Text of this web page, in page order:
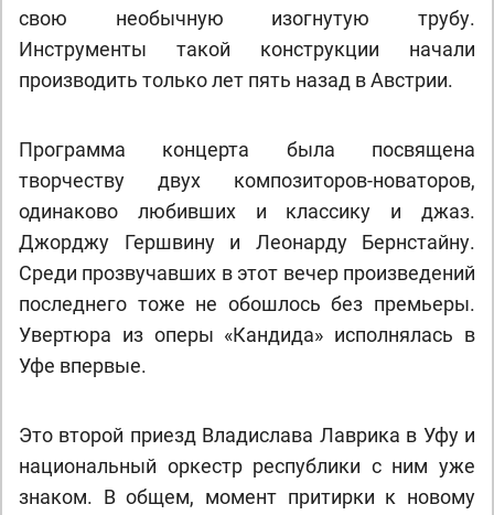
свою необычную изогнутую трубу.
Инструменты такой конструкции начали
производить только лет пять назад в Австрии.
Программа концерта была посвящена
творчеству двух композиторов-новаторов,
одинаково любивших и классику и джаз.
Джорджу Гершвину и Леонарду Бернстайну.
Среди прозвучавших в этот вечер произведений
последнего тоже не обошлось без премьеры.
Увертюра из оперы «Кандида» исполнялась в
Уфе впервые.
Это второй приезд Владислава Лаврика в Уфу и
национальный оркестр республики с ним уже
знаком. В общем, момент притирки к новому